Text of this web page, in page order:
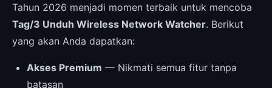
Tahun 2026 menjadi momen terbaik untuk mencoba
Tag/3 Unduh Wireless Network Watcher. Berikut
yang akan Anda dapatkan:
Akses Premium — Nikmati semua fitur tanpa
batasan